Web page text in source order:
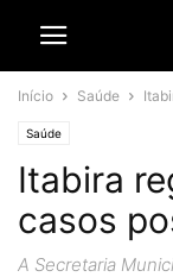
Início Saúde
Saúde
Itabira
casos
A Secretaria